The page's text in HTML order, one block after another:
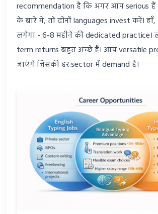
recommendation है कि अगर आप serious हैं
के बारे में, तो दोनों languages invest करें।
लगेगा - 6-8 महीने की dedicated practice।
term returns बहुत अच्छे हैं। आप versatile
जाएंगे जिसकी हर sector में demand है।